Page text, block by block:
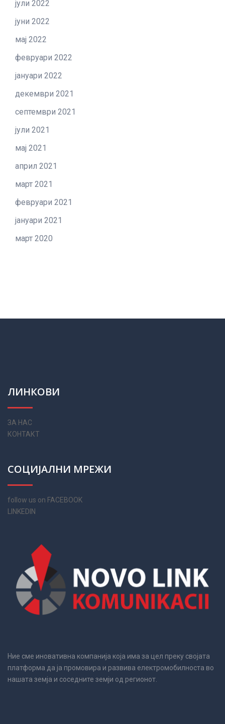
јули 2022
јуни 2022
мај 2022
февруари 2022
јануари 2022
декември 2021
септември 2021
јули 2021
мај 2021
април 2021
март 2021
февруари 2021
јануари 2021
март 2020
ЛИНКОВИ
ЗА НАС
КОНТАКТ
СОЦИЈАЛНИ МРЕЖИ
follow us on FACEBOOK
LINKEDIN
Ние сме иновативна компанија која има за цел преку својата
платформа да ја промовира и развива електромобилноста во
нашата земја и соседните земји од регионот.